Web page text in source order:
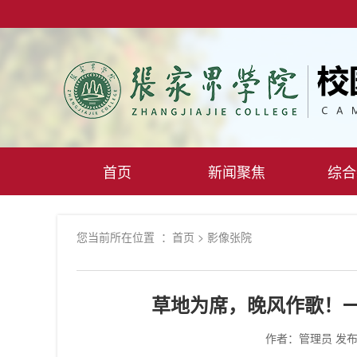
首页 新闻聚焦 综
您当前所在位置 ： 首页 > 影像张院
草地为席，晚风作歌！
作者：管理员 发